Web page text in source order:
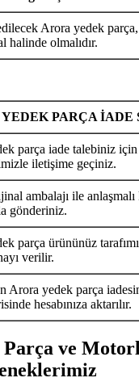
Arora yedek
halinde olmalıdır.
YEDEK PARÇA İADE
parça iade talebiniz
iletişime geçiniz.
ambalajı ile anlaşmalı
gönderiniz.
parça ürününüz
verilir.
Arora yedek parça
hesabınıza aktarılır.
Parça ve